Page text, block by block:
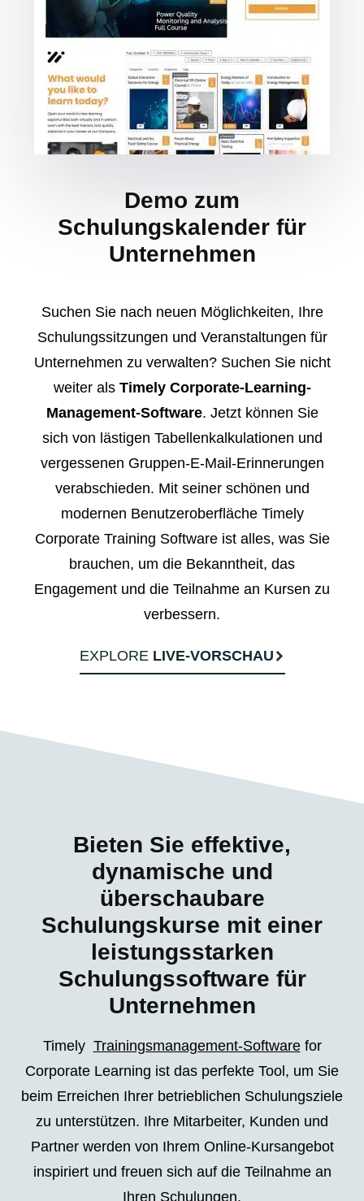
Demo zum
Schulungskalender für
Unternehmen
Suchen Sie nach neuen Möglichkeiten, Ihre
Schulungssitzungen und Veranstaltungen für
Unternehmen zu verwalten? Suchen Sie nicht
weiter als Timely Corporate-Learning-
Management-Software. Jetzt können Sie
sich von lästigen Tabellenkalkulationen und
vergessenen Gruppen-E-Mail-Erinnerungen
verabschieden. Mit seiner schönen und
modernen Benutzeroberfläche Timely
Corporate Training Software ist alles, was Sie
brauchen, um die Bekanntheit, das
Engagement und die Teilnahme an Kursen zu
verbessern.
EXPLORE LIVE-VORSCHAU
Bieten Sie effektive,
dynamische und
überschaubare
Schulungskurse mit einer
leistungsstarken
Schulungssoftware für
Unternehmen
Timely Trainingsmanagement-Softwarefor
Corporate Learning ist das perfekte Tool, um Sie
beim Erreichen Ihrer betrieblichen Schulungsziele
zu unterstützen. Ihre Mitarbeiter, Kunden und
Partner werden von Ihrem Online-Kursangebot
inspiriert und freuen sich auf die Teilnahme an
Ihren Schulungen.